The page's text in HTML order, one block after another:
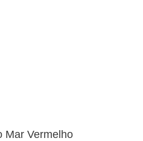
Mar Vermelho